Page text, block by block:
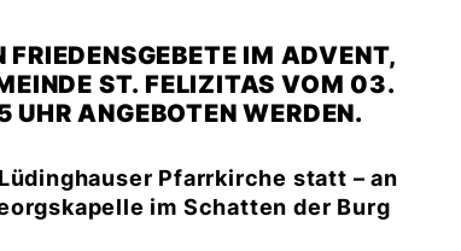
IM ADVENT,
ST. FELIZITAS VOM 03.
ANGEBOTEN WERDEN.
Pfarrkirche statt – an
im Schatten der Burg